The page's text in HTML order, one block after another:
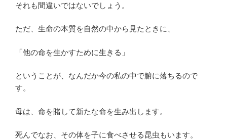
それも間違いではないでしょう。
ただ、生命の本質を自然の中から見たときに、
「他の命を生かすために生きる」
ということが、なんだか今の私の中で腑に落ちるので
す。
母は、命を賭して新たな命を生み出します。
死んでなお、その体を子に食べさせる昆虫もいます。